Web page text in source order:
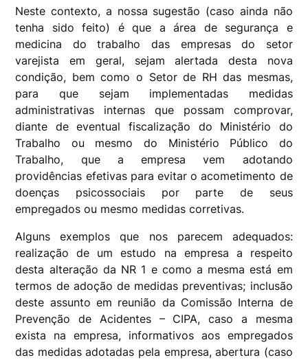
Neste contexto, a nossa sugestão (caso ainda não
tenha sido feito) é que a área de segurança e
medicina do trabalho das empresas do setor
varejista em geral, sejam alertada desta nova
condição, bem como o Setor de RH das mesmas,
para que sejam implementadas medidas
administrativas internas que possam comprovar,
diante de eventual fiscalização do Ministério do
Trabalho ou mesmo do Ministério Público do
Trabalho, que a empresa vem adotando
providências efetivas para evitar o acometimento de
doenças psicossociais por parte de seus
empregados ou mesmo medidas corretivas.
Alguns exemplos que nos parecem adequados:
realização de um estudo na empresa a respeito
desta alteração da NR 1 e como a mesma está em
termos de adoção de medidas preventivas; inclusão
deste assunto em reunião da Comissão Interna de
Prevenção de Acidentes – CIPA, caso a mesma
exista na empresa, informativos aos empregados
das medidas adotadas pela empresa, abertura (caso